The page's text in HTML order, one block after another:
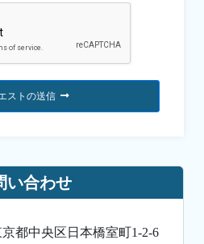
ストの送信
い合わせ
京都中央区日本橋室町1-2-6